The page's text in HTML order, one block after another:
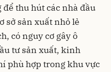
để thu hút các nhà đầu
sở sản xuất nhỏ lẻ
có nguy cơ gây ô
tư sản xuất, kinh
phù hợp trong khu vực